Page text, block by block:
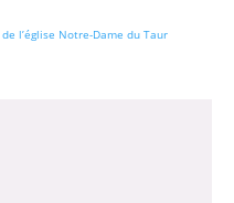
l’église Notre-Dame du Taur